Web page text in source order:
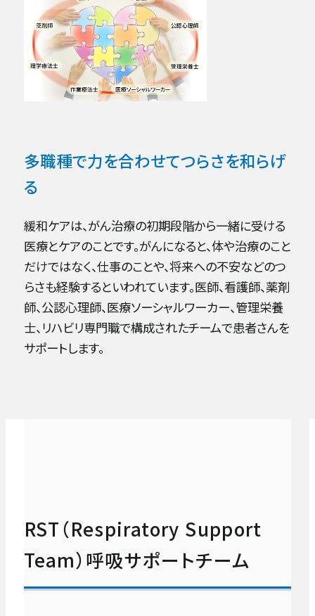
多職種で力を合わせてつらさを和らげ
る
緩和ケアは、がん治療の初期段階から一緒に受ける
医療とケアのことです。がんになると、体や治療のこと
だけではなく、仕事のことや、将来への不安などのつ
らさも経験するといわれています。医師、看護師、薬剤
師、公認心理師、医療ソーシャルワーカー、管理栄養
士、リハビリ専門職で構成されたチームで患者さんを
サポートします。
RST（Respiratory Support
Team）呼吸サポートチーム